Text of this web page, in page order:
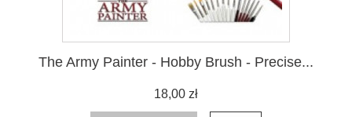
The Army Painter - Hobby Brush - Precise...
18,00 zł